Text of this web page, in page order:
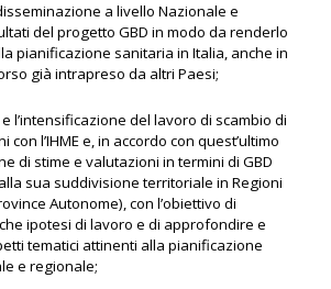
a livello Nazionale e
del progetto GBD in modo da renderlo
pianificazione sanitaria in Italia, anche in
già intrapreso da altri Paesi;
l’intensificazione del lavoro di scambio di
con l’IHME e, in accordo con quest’ultimo
di stime e valutazioni in termini di GBD
sua suddivisione territoriale in Regioni
Autonome), con l’obiettivo di
ipotesi di lavoro e di approfondire e
tematici attinenti alla pianificazione
e regionale;